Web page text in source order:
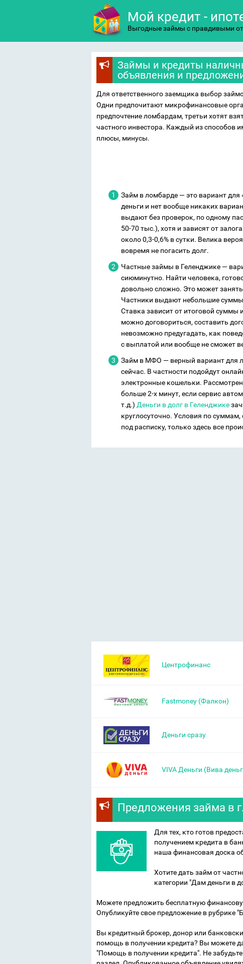
Мой кредит -
Выгодные займы с правдивыми
Займы и кредиты
объявления и
Для ответственного заемщика выбор
Одни предпочитают микрофинансовые
предпочтение ломбардам, третьи хотят
частного инвестора. Каждый из способов
плюсы, минусы.
Займ в ломбарде — это вариант
деньги и нет вообще никаких
выдают без проверок, по одному
50-70 тыс.), хотя и зависят от
около 0,3-0,6% в сутки. Велика
вовремя не погасить долг.
Частные займы в Геленджике —
сиюминутно. Найти человека,
довольно сложно. Это может
Частники выдают небольшие суммы
Ставка зависит от итоговой суммы
можно договориться, составить
невозможно предугадать, как
с выплатой или вообще не сможет
Займ в МФО — верный вариант для
сейчас. В частности подойдут
электронные кошельки.
больше 2-х минут, если сервис
т.д.) Деньги в долг в Геленджике
круглосуточно. Условия по
под расписку, только здесь все
Центрофинанс
Fastmoney (Фалкон)
Деньги сразу
VIVA Деньги (Вива
Предложения займа в
Для тех, кто готов
получением кредита в
наша финансовая доска
Хотите дать займ от
категории "Дам деньги в
Можете предложить бесплатную
Опубликуйте свое предложение в рубрике
Вы кредитный брокер, донор или
помощь в получении кредита? Вы можете
"Помощь в получении кредита". Не